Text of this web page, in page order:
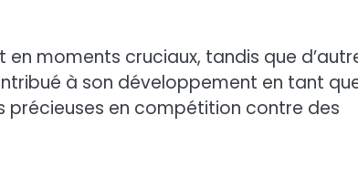
moments cruciaux, tandis que
à son développement en tant
précieuses en compétition contre des